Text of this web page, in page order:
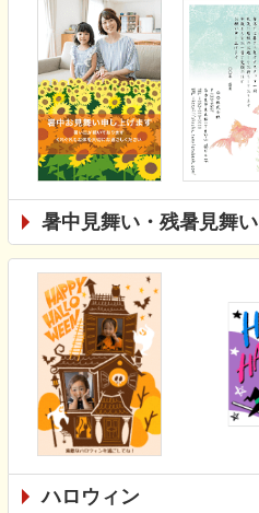
暑中見舞い・残暑見舞い
ハロウィン